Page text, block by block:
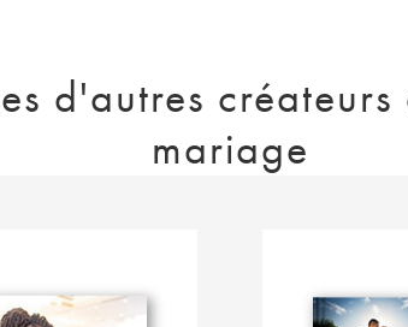
d'autres
mariage